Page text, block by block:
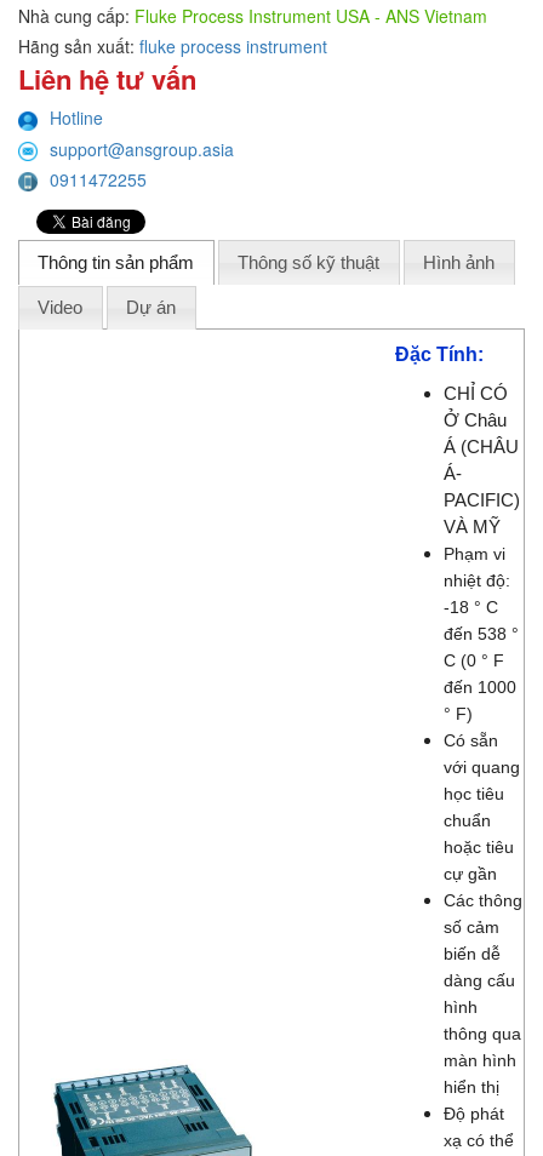
Nhà cung cấp: Fluke Process Instrument USA - ANS Vietnam
Hãng sản xuất: fluke process instrument
Liên hệ tư vấn
Hotline
support@ansgroup.asia
0911472255
Thông tin sản phẩm Thông số kỹ thuật Hình ảnh
Video Dự án
Đặc Tính:
CHỈ CÓ
Ở Châu
Á (CHÂU
Á-
PACIFIC)
VÀ MỸ
Phạm vi
nhiệt độ:
-18 ° C
đến 538 °
C (0 ° F
đến 1000
° F)
Có sẵn
với quang
học tiêu
chuẩn
hoặc tiêu
cự gần
Các thông
số cảm
biến dễ
dàng cấu
hình
thông qua
màn hình
hiển thị
Độ phát
xạ có thể